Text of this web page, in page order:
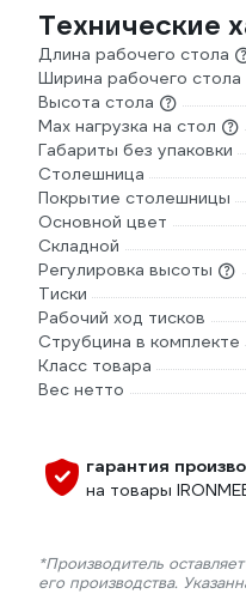
Технические
Длина рабочего стола
Ширина рабочего стола
Высота стола
Max нагрузка на стол
Габариты без упаковки
Столешница
Покрытие столешницы
Основной цвет
Складной
Регулировка высоты
Тиски
Рабочий ход тисков
Струбцина в комплекте
Класс товара
Вес нетто
гарантия
на товары
*Производитель
его производства.